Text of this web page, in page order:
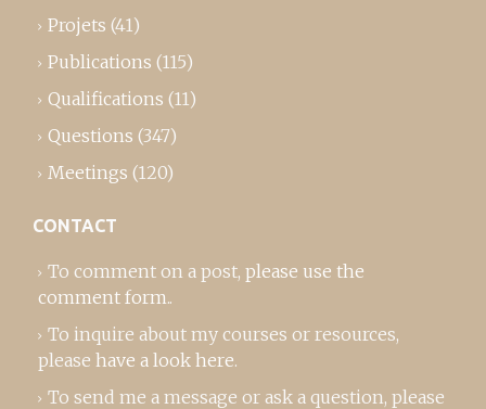
Projets (41)
Publications (115)
Qualifications (11)
Questions (347)
Meetings (120)
CONTACT
To comment on a post, please use the
comment form..
To inquire about my courses or resources,
please have a look here.
To send me a message or ask a question, please